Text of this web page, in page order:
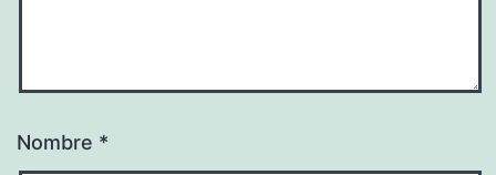
Nombre *